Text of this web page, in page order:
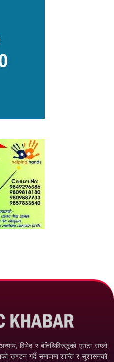
विभेद­ र बेतिथिविरुद्धको एउटा सग्लो
खण्डन गर्दै समाजमा शान्ति र सुशासनको